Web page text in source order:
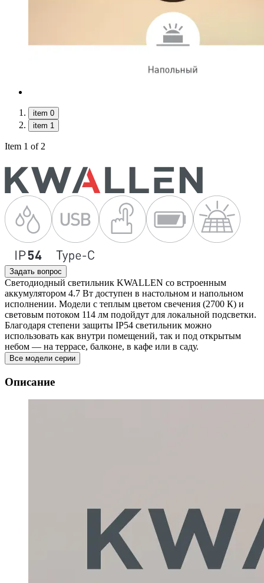
item 0
item 1
Item 1 of 2
Задать вопрос
Светодиодный светильник KWALLEN со встроенным
аккумулятором 4.7 Вт доступен в настольном и напольном
исполнении. Модели с теплым цветом свечения (2700 К) и
световым потоком 114 лм подойдут для локальной подсветки.
Благодаря степени защиты IP54 светильник можно
использовать как внутри помещений, так и под открытым
небом — на террасе, балконе, в кафе или в саду.
Все модели серии
Описание